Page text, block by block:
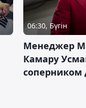
06:30, Бүгін
Менеджер
Камару
соперником